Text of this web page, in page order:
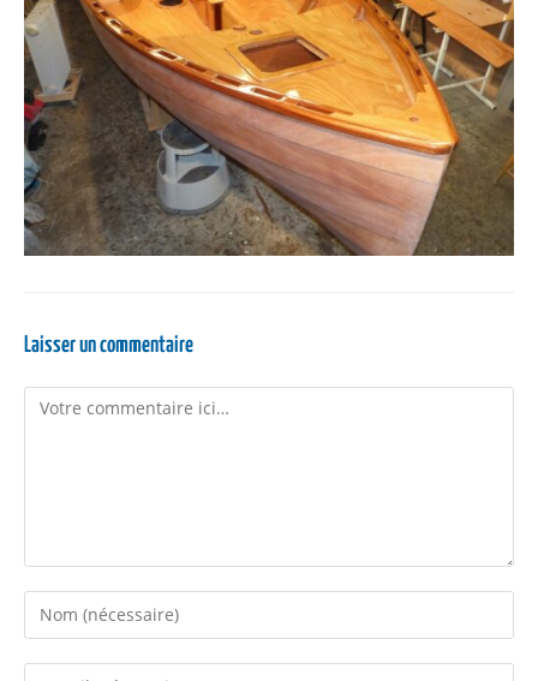
Laisser un commentaire